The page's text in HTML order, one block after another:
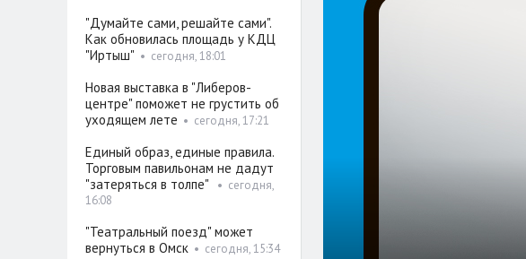
"Думайте сами, решайте сами".
Как обновилась площадь у КДЦ
"Иртыш" • сегодня, 18:01
Новая выставка в "Либеров-
центре" поможет не грустить об
уходящем лете • сегодня, 17:21
Единый образ, единые правила.
Торговым павильонам не дадут
"затеряться в толпе"
• сегодня,
16:08
"Театральный поезд" может
вернуться в Омск• сегодня, 15:34